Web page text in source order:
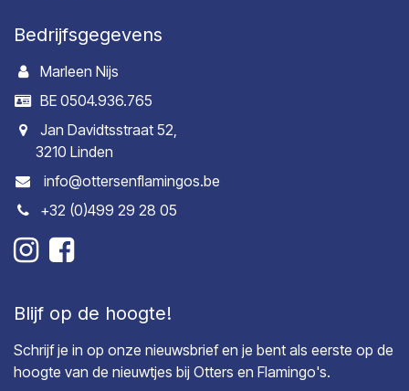
Bedrijfsgegevens
Marleen Nijs
BE 0504.936.765
Jan Davidtsstraat 52,
3210 Linden
info@ottersenflamingos.be
+32 (0)499 29 28 05
Blijf op de hoogte!
Schrijf je in op onze nieuwsbrief en je bent als eerste op de
hoogte van de nieuwtjes bij Otters en Flamingo's.